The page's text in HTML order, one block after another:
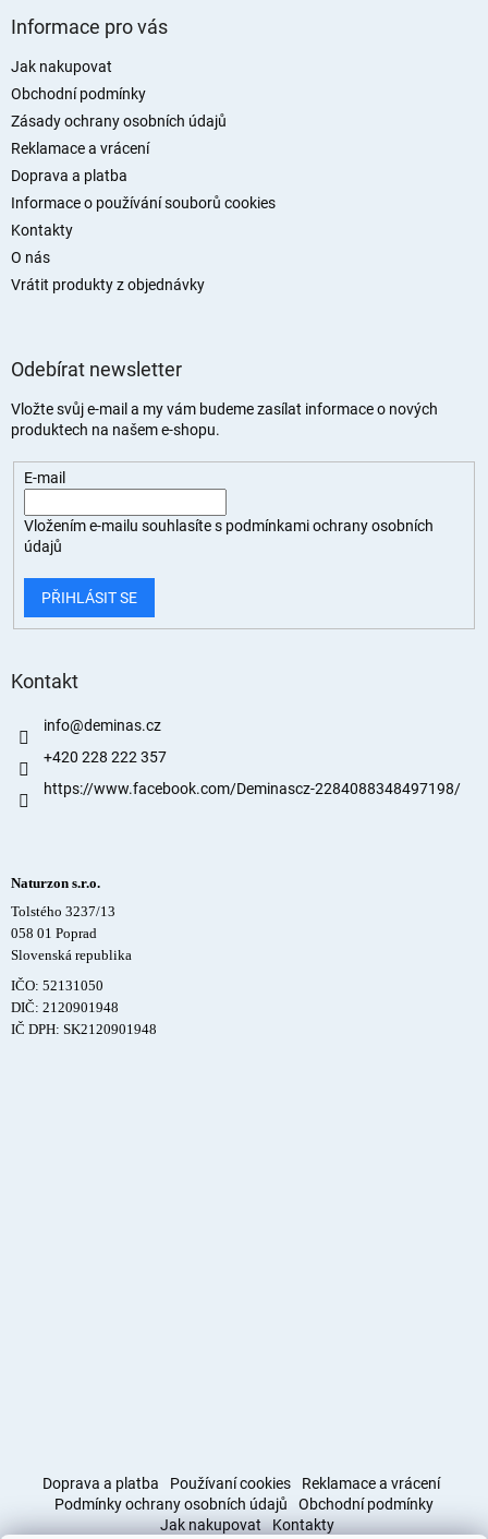
Informace pro vás
Jak nakupovat
Obchodní podmínky
Zásady ochrany osobních údajů
Reklamace a vrácení
Doprava a platba
Informace o používání souborů cookies
Kontakty
O nás
Vrátit produkty z objednávky
Odebírat newsletter
Vložte svůj e-mail a my vám budeme zasílat informace o nových
produktech na našem e-shopu.
E-mail
Vložením e-mailu souhlasíte s podmínkami ochrany osobních
údajů
PŘIHLÁSIT SE
Kontakt
info@deminas.cz
+420 228 222 357
https://www.facebook.com/Deminascz-2284088348497198/
Naturzon s.r.o.
Tolstého 3237/13
058 01 Poprad
Slovenská republika
IČO: 52131050
DIČ: 2120901948
IČ DPH: SK2120901948
Doprava a platba Používaní cookies
Reklamace a vrácení
Podmínky ochrany osobních údajů
Obchodní podmínky
Jak nakupovat
Kontakty